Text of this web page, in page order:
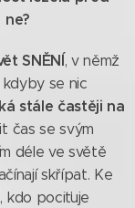
SNĚNÍ, v němž
kdyby se nic
stále častěji na
čas se svým
déle ve světě
skřípat. Ke
kdo pociťuje